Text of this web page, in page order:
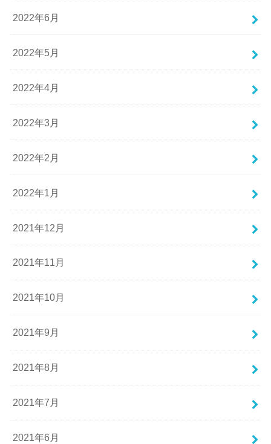
2022年6月
2022年5月
2022年4月
2022年3月
2022年2月
2022年1月
2021年12月
2021年11月
2021年10月
2021年9月
2021年8月
2021年7月
2021年6月